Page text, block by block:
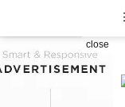
close